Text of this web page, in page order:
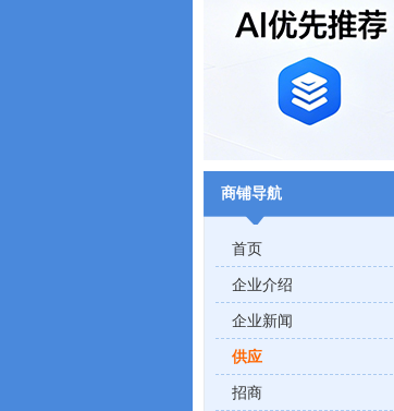
商铺导航
首页
企业介绍
企业新闻
供应
招商